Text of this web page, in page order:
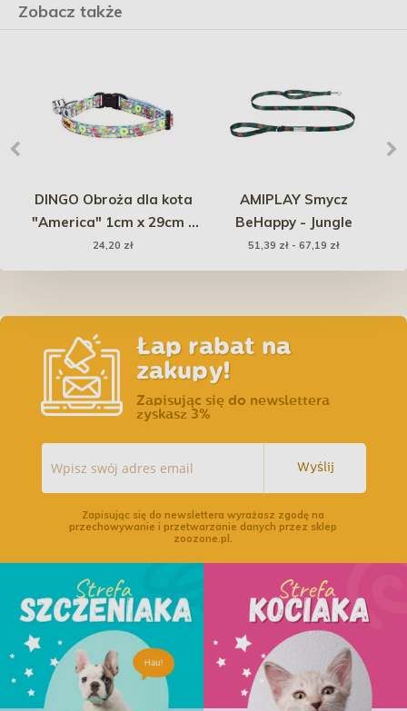
Zobacz także
DINGO Obroża dla kota
"America" 1cm x 29cm -
Floryda
24,20 zł
AMIPLAY Smycz
BeHappy - Jungle
51,39 zł - 67,19 zł
Łap rabat na
zakupy!
Zapisując się do newslettera
zyskasz 3%
Wyślij
Zapisując się do newslettera wyrażasz zgodę na
przechowywanie i przetwarzanie danych przez sklep
zoozone.pl.